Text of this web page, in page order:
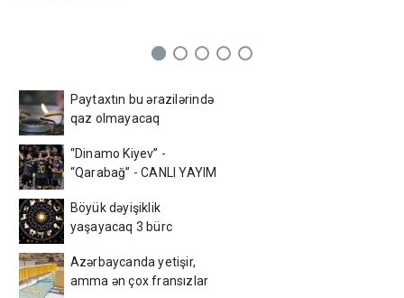
Paytaxtın bu ərazilərində
qaz olmayacaq
“Dinamo Kiyev” -
“Qarabağ” - CANLI YAYIM
Böyük dəyişiklik
yaşayacaq 3 bürc
Azərbaycanda yetişir,
amma ən çox fransızlar